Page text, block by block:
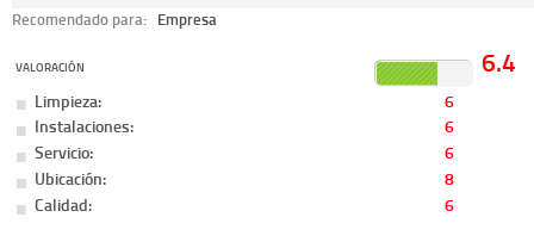
Recomendado para: Empresa
VALORACIÓN 6.4
Limpieza:
6
Instalaciones:
6
Servicio:
6
Ubicación:
8
Calidad:
6